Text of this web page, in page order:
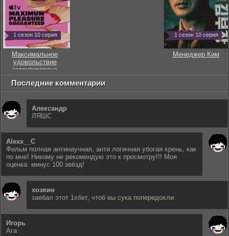
1 сезон 10 серия
Максимальное
удовольствие
гарантировано
1 сезон 10 серия
Менеджер Ким
Последние комментарии
Александр
ЛЯШС
Alexx__C
Фильм полная антинаучная, анти логичная убогая хрень, как
по мне! Никому не рекомендую это к просмотру!!! Моя
оценка: минус 100 звёзд!
хозяин
заебал этот 1хбет, чтоб вы сука попередохли
Игорь
Ага